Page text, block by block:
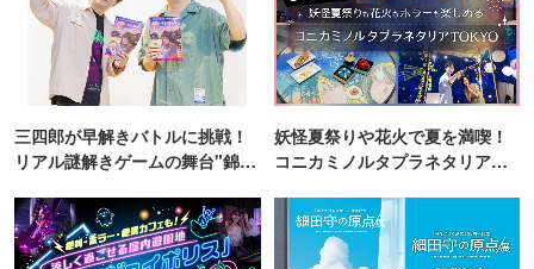
三四郎が早解きバトルに挑戦！
リアル謎解きゲームの舞台"錦糸
妖怪夏祭りや花火で夏を満喫！
コニカミノルタプラネタリア